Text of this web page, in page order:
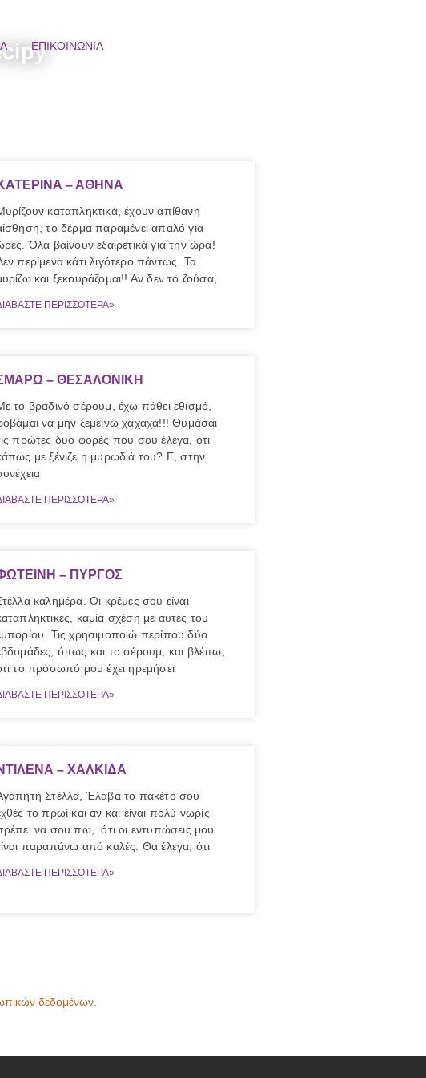
ΕΠΙΚΟΙΝΩΝΙΑ
– ΑΘΗΝΑ
καταπληκτικά, έχουν απίθανη
το δέρμα παραμένει απαλό για
Όλα βαίνουν εξαιρετικά για την ώρα!
περίμενα κάτι λιγότερο πάντως. Τα
και ξεκουράζομαι!! Αν δεν το ζούσα,
ΠΕΡΙΣΣΟΤΕΡΑ»
– ΘΕΣΑΛΟΝΙΚΗ
το βραδινό σέρουμ, έχω πάθει εθισμό,
να μην ξεμείνω χαχαχα!!! Θυμάσαι
πρώτες δυο φορές που σου έλεγα, ότι
με ξένιζε η μυρωδιά του? Ε, στην
ΠΕΡΙΣΣΟΤΕΡΑ»
– ΠΥΡΓΟΣ
καλημέρα. Οι κρέμες σου είναι
καμία σχέση με αυτές του
Τις χρησιμοποιώ περίπου δύο
όπως και το σέρουμ, και βλέπω,
το πρόσωπό μου έχει ηρεμήσει
ΠΕΡΙΣΣΟΤΕΡΑ»
– ΧΑΛΚΙΔΑ
Στέλλα, Έλαβα το πακέτο σου
το πρωί και αν και είναι πολύ νωρίς
να σου πω, ότι οι εντυπώσεις μου
παραπάνω από καλές. Θα έλεγα, ότι
ΠΕΡΙΣΣΟΤΕΡΑ»
δεδομένων.